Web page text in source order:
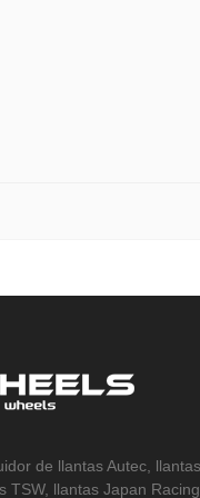
de llantas Autec, llantas
TSW, llantas Japan